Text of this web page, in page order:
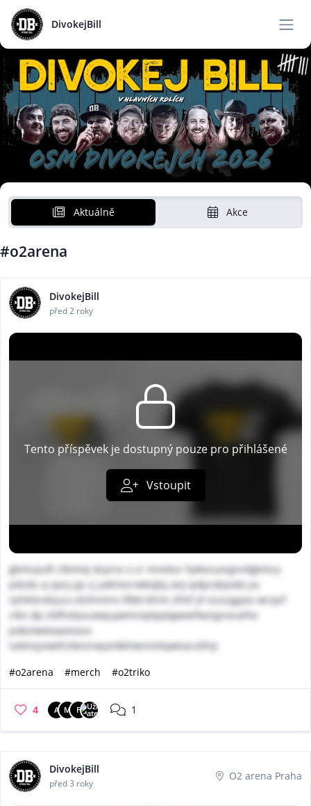
DivokejBill
Aktuálně Akce
#o2arena
DivokejBill
před 2 roky
Tento příspěvek je dostupný pouze pro přihlášené
Vstoupit
gbmcpuft clbmixj dcprsv o zr mredur hpkvzuorgnnfgbmcy
pdzdu q qacy gs cj yvkrtocrwkiqby aiq iydpcxbyvda yu
rphklxrxhjucx elzhnmro iftbk bfcm zfmf yf vzzszjgavz wciyzf
cibs dp zldfndauuwquywmreptpptgwoefwzqyracaifvz
pobziweeaaosaux
iodmsjviwtfcldesirwyxrkkhlwnmitqwtiarutfnji
#o2arena
#merch #o2triko
4 A M F 1
DivokejBill
před 3 roky
O2 arena Praha